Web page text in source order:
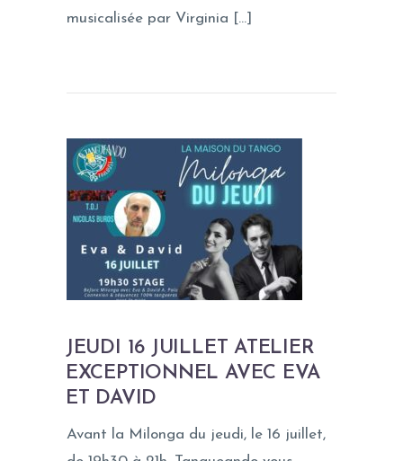
musicalisée par Virginia […]
JEUDI 16 JUILLET ATELIER
EXCEPTIONNEL AVEC EVA
ET DAVID
Avant la Milonga du jeudi, le 16 juillet,